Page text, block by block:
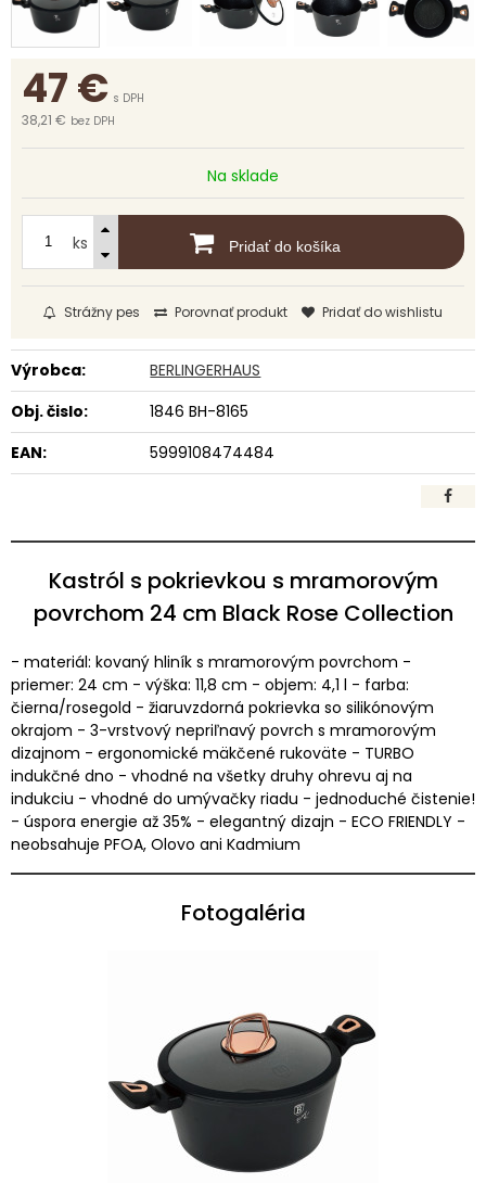
47€ s DPH
38,21 € bez DPH
Na sklade
ks Pridať do košíka
Strážny pes Porovnať produkt Pridať do wishlistu
Výrobca:
BERLINGERHAUS
Obj. čislo:
1846 BH-8165
EAN:
5999108474484
Kastról s pokrievkou s mramorovým
povrchom 24 cm Black Rose Collection
- materiál: kovaný hliník s mramorovým povrchom -
priemer: 24 cm - výška: 11,8 cm - objem: 4,1 l - farba:
čierna/rosegold - žiaruvzdorná pokrievka so silikónovým
okrajom - 3-vrstvový nepriľnavý povrch s mramorovým
dizajnom - ergonomické mäkčené rukoväte - TURBO
indukčné dno - vhodné na všetky druhy ohrevu aj na
indukciu - vhodné do umývačky riadu - jednoduché čistenie!
- úspora energie až 35% - elegantný dizajn - ECO FRIENDLY -
neobsahuje PFOA, Olovo ani Kadmium
Fotogaléria